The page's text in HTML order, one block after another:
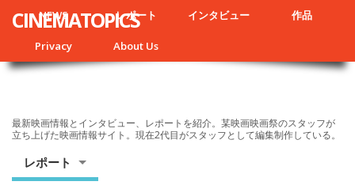
NEWS レポート インタビュー 作品
Privacy About Us
CINEMATOPICS
最新映画情報とインタビュー、レポートを紹介。某映画映画祭のスタッフが
立ち上げた映画情報サイト。現在2代目がスタッフとして編集制作している。
レポート